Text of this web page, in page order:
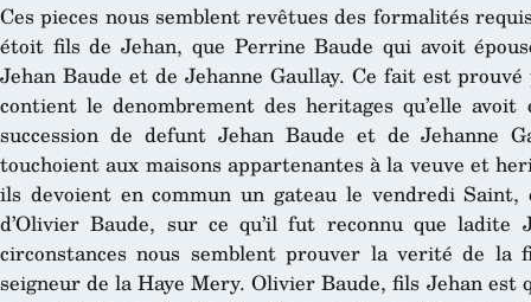
Ces pieces nous semblent revêtues des formalités
étoit fils de Jehan, que Perrine Baude qui avoit
Jehan Baude et de Jehanne Gaullay. Ce fait est prouvé
contient le denombrement des heritages qu’elle
succession de defunt Jehan Baude et de Jehanne
touchoient aux maisons appartenantes à la veuve et
ils devoient en commun un gateau le vendredi
d’Olivier Baude, sur ce qu’il fut reconnu que
circonstances nous semblent prouver la verité de la
seigneur de la Haye Mery. Olivier Baude, fils Jehan est